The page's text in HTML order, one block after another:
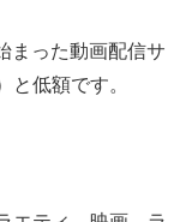
まった動画配信サ
と低額です。